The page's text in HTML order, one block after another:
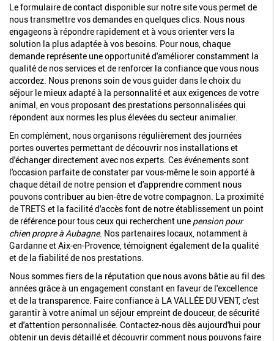
Le formulaire de contact disponible sur notre site vous permet de
nous transmettre vos demandes en quelques clics. Nous nous
engageons à répondre rapidement et à vous orienter vers la
solution la plus adaptée à vos besoins. Pour nous, chaque
demande représente une opportunité d'améliorer constamment la
qualité de nos services et de renforcer la confiance que vous nous
accordez. Nous prenons soin de vous guider dans le choix du
séjour le mieux adapté à la personnalité et aux exigences de votre
animal, en vous proposant des prestations personnalisées qui
répondent aux normes les plus élevées du secteur animalier.
En complément, nous organisons régulièrement des journées
portes ouvertes permettant de découvrir nos installations et
d'échanger directement avec nos experts. Ces événements sont
l'occasion parfaite de constater par vous-même le soin apporté à
chaque détail de notre pension et d'apprendre comment nous
pouvons contribuer au bien-être de votre compagnon. La proximité
de TRETS et la facilité d'accès font de notre établissement un point
de référence pour tous ceux qui recherchent une pension pour
chien propre à Aubagne. Nos partenaires locaux, notamment à
Gardanne et Aix-en-Provence, témoignent également de la qualité
et de la fiabilité de nos prestations.
Nous sommes fiers de la réputation que nous avons bâtie au fil des
années grâce à un engagement constant en faveur de l'excellence
et de la transparence. Faire confiance à LA VALLÉE DU VENT, c'est
garantir à votre animal un séjour empreint de douceur, de sécurité
et d'attention personnalisée. Contactez-nous dès aujourd'hui pour
obtenir un devis détaillé et découvrir comment nous pouvons faire